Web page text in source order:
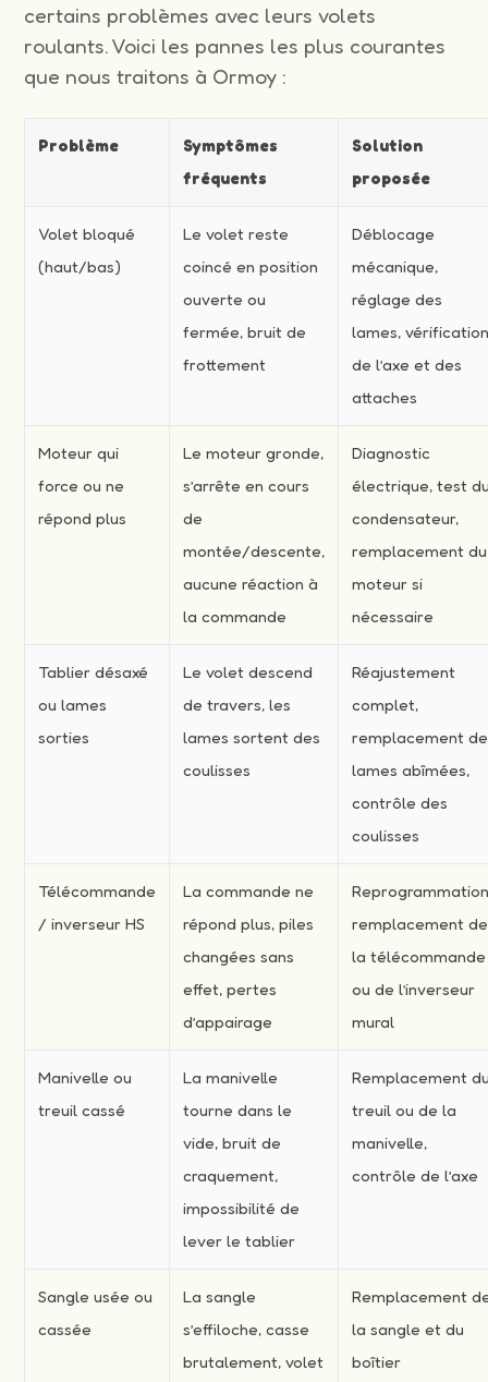
certains problèmes avec leurs volets
roulants. Voici les pannes les plus courantes
que nous traitons à Ormoy :
Problème
Symptômes
fréquents
Solution
proposée
Volet bloqué
(haut/bas)
Le volet reste
coincé en position
ouverte ou
fermée, bruit de
frottement
Déblocage
mécanique,
réglage des
lames,
de l’axe et des
attaches
Moteur qui
force ou ne
répond plus
Le moteur gronde,
s’arrête en cours
de
montée/descente,
aucune réaction à
la commande
Diagnostic
électrique, test
condensateur,
remplacement du
moteur si
nécessaire
Tablier désaxé
ou lames
sorties
Le volet descend
de travers, les
lames sortent des
coulisses
Réajustement
complet,
remplacement de
lames abîmées,
contrôle des
coulisses
Télécommande
/ inverseur HS
La commande ne
répond plus, piles
changées sans
effet, pertes
d’appairage
remplacement de
la télécommande
ou de l’inverseur
mural
Manivelle ou
treuil cassé
La manivelle
tourne dans le
vide, bruit de
craquement,
impossibilité de
lever le tablier
Remplacement
treuil ou de la
manivelle,
contrôle de l’axe
Sangle usée ou
cassée
La sangle
s’effiloche, casse
brutalement, volet
Remplacement
la sangle et du
boîtier